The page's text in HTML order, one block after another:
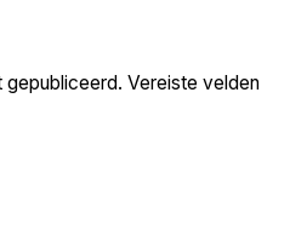
gepubliceerd. Vereiste velden